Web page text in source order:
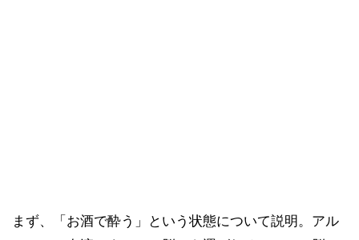
まず、「お酒で酔う」という状態について説明。アル